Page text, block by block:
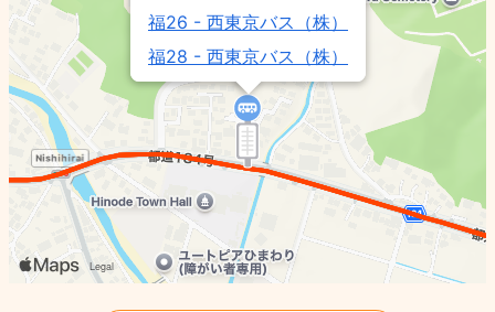
福26 - 西東京バス（株）
福28 - 西東京バス（株）
五32 - 西東京バス（株）
福22 - 西東京バス（株）